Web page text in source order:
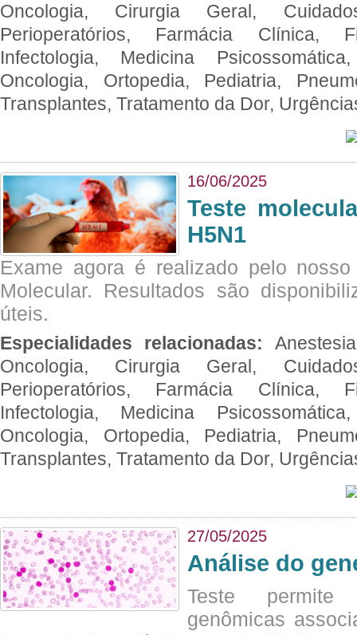
Oncologia, Cirurgia Geral,
Perioperatórios, Farmácia Clínica,
Infectologia, Medicina
Oncologia, Ortopedia, Pediatria,
Transplantes, Tratamento da Dor,
16/06/2025
Teste
H5N1
Exame agora é realizado pelo
Molecular. Resultados são
úteis.
Especialidades relacionadas:
Oncologia, Cirurgia Geral,
Perioperatórios, Farmácia Clínica,
Infectologia, Medicina
Oncologia, Ortopedia, Pediatria,
Transplantes, Tratamento da Dor,
27/05/2025
Análise do
Teste permite
genômicas